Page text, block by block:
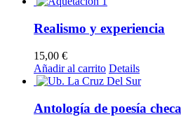
Realismo y experiencia
15,00 €
Añadir al carrito Details
Antología de poesía